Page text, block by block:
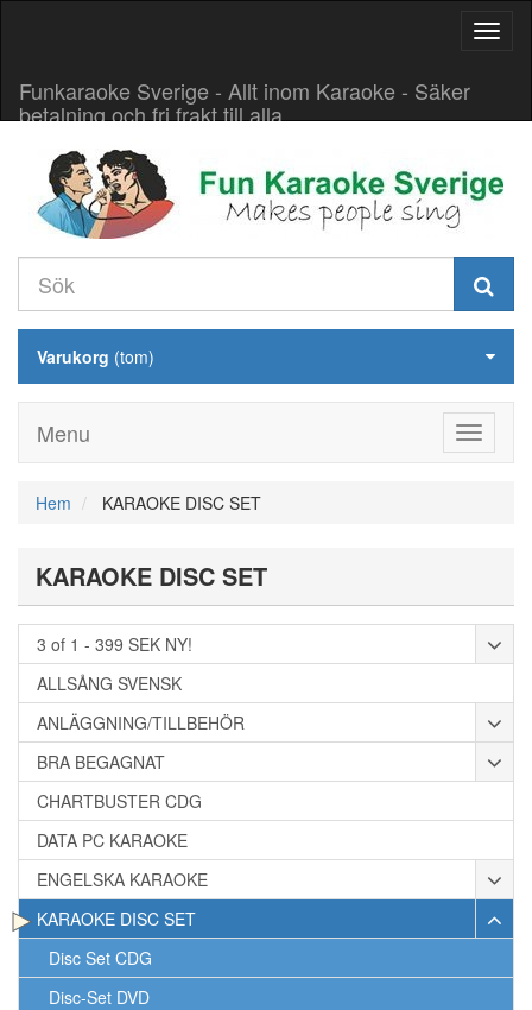
Funkaraoke Sverige - Allt inom Karaoke - Säker
betalning och fri frakt till alla
Varukorg (tom)
Menu
Hem KARAOKE DISC SET
KARAOKE DISC SET
3 of 1 - 399 SEK NY!
ALLSÅNG SVENSK
ANLÄGGNING/TILLBEHÖR
BRA BEGAGNAT
CHARTBUSTER CDG
DATA PC KARAOKE
ENGELSKA KARAOKE
KARAOKE DISC SET
Disc Set CDG
Disc-Set DVD